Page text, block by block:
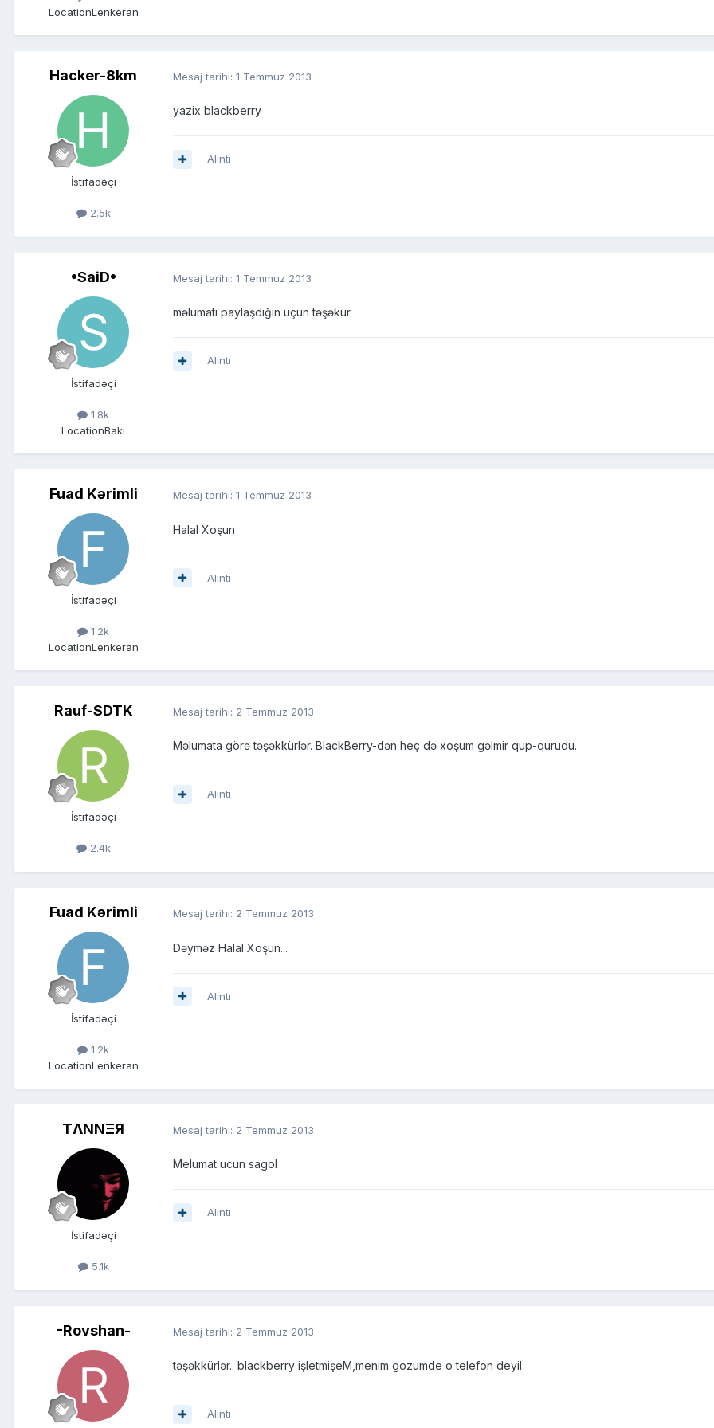
LocationLenkeran
Hacker-8km
İstifadəçi
2.5k
Mesaj tarihi: 1 Temmuz 2013
yazix blackberry
Alıntı
•SaiD•
İstifadəçi
1.8k
LocationBakı
Mesaj tarihi: 1 Temmuz 2013
məlumatı paylaşdığın üçün təşəkür
Alıntı
Fuad Kərimli
İstifadəçi
1.2k
LocationLenkeran
Mesaj tarihi: 1 Temmuz 2013
Halal Xoşun
Alıntı
Rauf-SDTK
İstifadəçi
2.4k
Mesaj tarihi: 2 Temmuz 2013
Məlumata görə təşəkkürlər. BlackBerry-dən heç də xoşum gəlmir qup-qurudu.
Alıntı
Fuad Kərimli
İstifadəçi
1.2k
LocationLenkeran
Mesaj tarihi: 2 Temmuz 2013
Dəyməz Halal Xoşun...
Alıntı
TΛNNΞЯ
İstifadəçi
5.1k
Mesaj tarihi: 2 Temmuz 2013
Melumat ucun sagol
Alıntı
-Rovshan- Mesaj tarihi: 2 Temmuz 2013
təşəkkürlər.. blackberry işletmişeM,menim gozumde o telefon deyil
Alıntı